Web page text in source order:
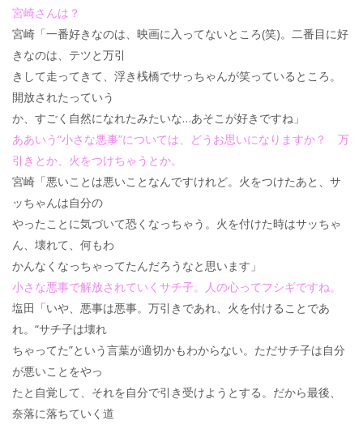
宮崎さんは？
宮崎「一番好きなのは、映画に入ってないところ(笑)。二番目に好
きなのは、テツと万引
きして走ってきて、浮き桟橋でサっちゃんが笑っているところ。
開放されたっていう
か、すごく自然になれたみたいな…あそこが好きですね」
ああいう“小さな悪事”については、どうお思いになりますか？ 万
引きとか、火をつけちゃうとか。
宮崎「悪いことは悪いことなんですけれど。火をつけたあと、サ
ッちゃんは自分の
やったことに気づいて恐くなっちゃう。火を付けた時はサッちゃ
ん、壊れて、何もわ
かんなくなっちゃってたんだろうなと思います」
小さな悪事で解放されていくサチ子。人の心ってフシギですね。
塩田「いや、悪事は悪事。万引きであれ、火を付けることであ
れ。“サチ子は壊れ
ちゃってた”という言葉が適切かもわからない。ただサチ子は自分
が悪いことをやっ
たと自覚して、それを自分で引き受けようとする。だから最後、
奈落に落ちていく道